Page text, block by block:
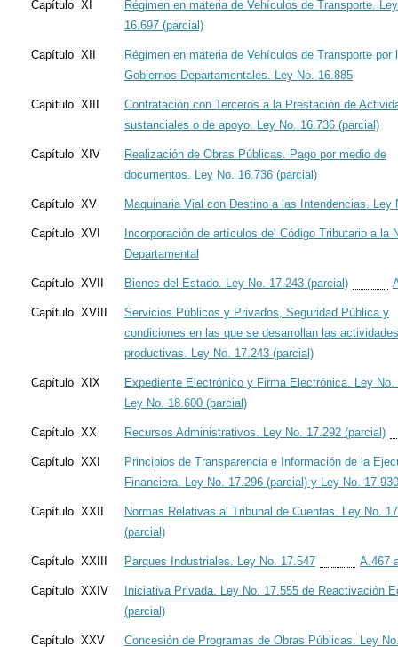
Capítulo XI
Régimen en materia de Vehículos de Transporte.
16.697 (parcial)
Capítulo XII
Régimen en materia de Vehículos de Transporte por
Gobiernos Departamentales. Ley No. 16.885
Capítulo XIII
Contratación con Terceros a la Prestación de
sustanciales o de apoyo. Ley No. 16.736 (parcial)
Capítulo XIV
Realización de Obras Públicas. Pago por medio de
documentos. Ley No. 16.736 (parcial)
Capítulo XV Maquinaria Vial con Destino a las Intendencias. Ley
Capítulo XVI
Incorporación de artículos del Código Tributario a la
Departamental
Capítulo XVII Bienes del Estado. Ley No. 17.243 (parcial)
Capítulo XVIII
Servicios Públicos y Privados, Seguridad Pública y
condiciones en las que se desarrollan las actividades
productivas. Ley No. 17.243 (parcial)
Capítulo XIX
Expediente Electrónico y Firma Electrónica. Ley No.
Ley No. 18.600 (parcial)
Capítulo XX Recursos Administrativos. Ley No. 17.292 (parcial)
Capítulo XXI
Principios de Transparencia e Información de la
Financiera. Ley No. 17.296 (parcial) y Ley No. 17.930
Capítulo XXII
Normas Relativas al Tribunal de Cuentas. Ley No.
(parcial)
Capítulo XXIII Parques Industriales. Ley No. 17.547 A.467
Capítulo XXIV
Iniciativa Privada. Ley No. 17.555 de Reactivación
(parcial)
Capítulo XXV
Concesión de Programas de Obras Públicas. Ley